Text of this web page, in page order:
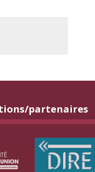
partenaires